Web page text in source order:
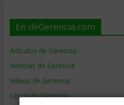
En deGerencia.com
Artículos de Gerencia
Noticias de Gerencia
Videos de Gerencia
Libros de Gerencia